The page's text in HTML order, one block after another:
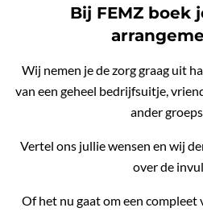
Bij FEMZ boek
Wij nemen je de zorg graag uit
van een geheel bedrijfsuitje,
ander
Vertel ons jullie wensen en wij
over de
Of het nu gaat om een